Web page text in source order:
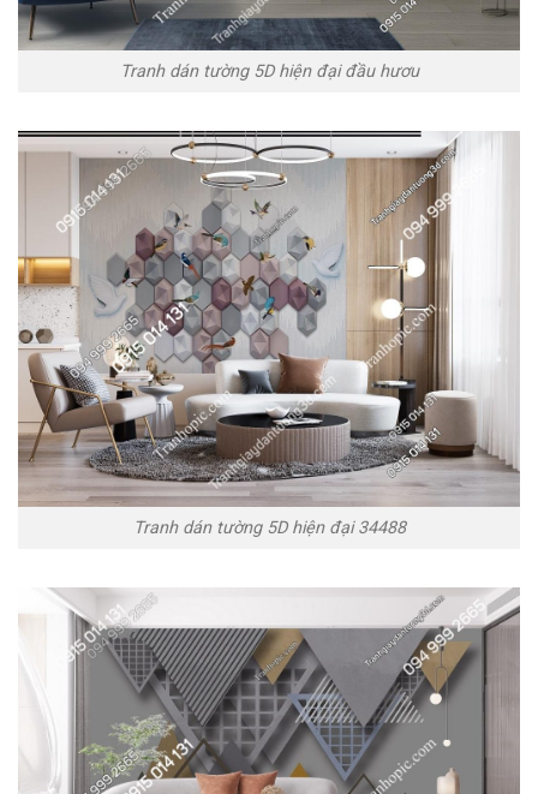
Tranh dán tường 5D hiện đại đầu hươu
Tranh dán tường 5D hiện đại 34488